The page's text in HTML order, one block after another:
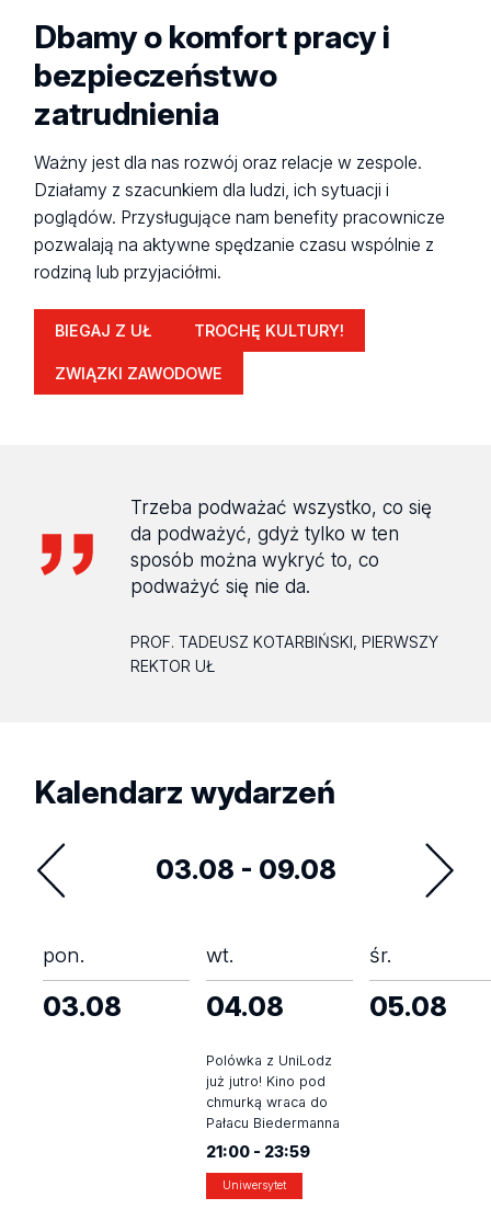
Dbamy o komfort pracy i
bezpieczeństwo
zatrudnienia
Ważny jest dla nas rozwój oraz relacje w zespole.
Działamy z szacunkiem dla ludzi, ich sytuacji i
poglądów. Przysługujące nam benefity pracownicze
pozwalają na aktywne spędzanie czasu wspólnie z
rodziną lub przyjaciółmi.
BIEGAJ Z UŁ TROCHĘ KULTURY!
ZWIĄZKI ZAWODOWE
Trzeba podważać wszystko, co się
da podważyć, gdyż tylko w ten
sposób można wykryć to, co
podważyć się nie da.
PROF. TADEUSZ KOTARBIŃSKI, PIERWSZY
REKTOR UŁ
Kalendarz wydarzeń
03.08 - 09.08
pon. wt. śr.
03.08 04.08 05.08
Polówka z UniLodz
już jutro! Kino pod
chmurką wraca do
Pałacu Biedermanna
21:00 - 23:59
Uniwersytet